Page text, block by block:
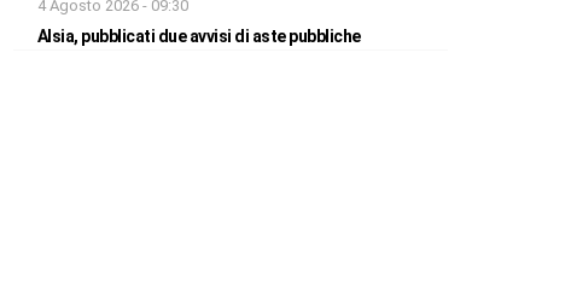
4 Agosto 2026 - 09:30
Alsia, pubblicati due avvisi di aste pubbliche